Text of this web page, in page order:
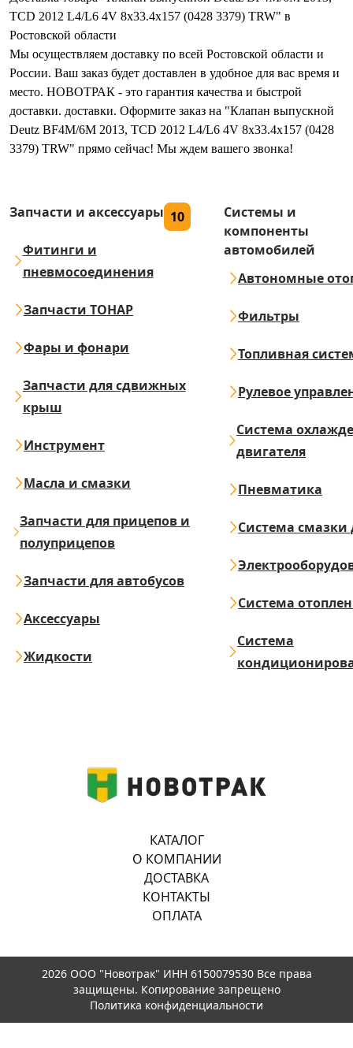
TCD 2012 L4/L6 4V 8x33.4x157 (0428 3379) TRW" в
Ростовской области
Мы осуществляем доставку по всей Ростовской области и
России. Ваш заказ будет доставлен в удобное для вас время и
место. НОВОТРАК - это гарантия качества и быстрой
доставки. доставки. Оформите заказ на "Клапан выпускной
Deutz BF4M/6M 2013, TCD 2012 L4/L6 4V 8x33.4x157 (0428
3379) TRW" прямо сейчас! Мы ждем вашего звонка!
Запчасти и аксессуары 10
Фитинги и
пневмосоединения
Запчасти ТОНАР
Фары и фонари
Запчасти для сдвижных
крыш
Инструмент
Масла и смазки
Запчасти для прицепов и
полуприцепов
Запчасти для автобусов
Аксессуары
Жидкости
Системы и
компоненты
автомобилей
Автономные
Фильтры
Топливная
Рулевое
Система
двигателя
Пневматика
Система смазки
Система
Система
КАТАЛОГ
О КОМПАНИИ
ДОСТАВКА
КОНТАКТЫ
ОПЛАТА
2026 ООО "Новотрак" ИНН 6150079530 Все права
защищены. Копирование запрещено
Политика конфиденциальности